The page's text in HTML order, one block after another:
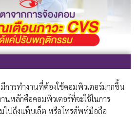
ารทำงานที่ต้องใช้คอมพิวเตอร์มากขึ้น
นหลักคือคอมพิวเตอร์ที่จะใช้ในการ
มไปถึงแท็บเล็ต หรือโทรศัพท์มือถือ